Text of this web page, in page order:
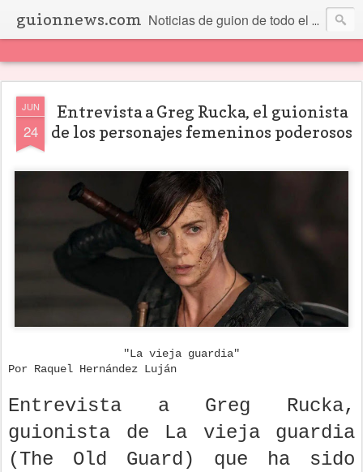
guionnews.com Noticias de guion de todo el mundo... Y más.
JUN
24
Entrevista a Greg Rucka, el guionista
de los personajes femeninos poderosos
"La vieja guardia"
Por Raquel Hernández Luján
Entrevista a Greg Rucka,
guionista de La vieja guardia
(The Old Guard) que ha sido